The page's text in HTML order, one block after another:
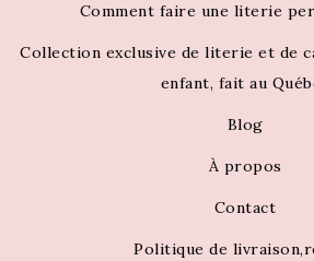
Comment faire une literie
Collection exclusive de literie et de
enfant, fait au
Blog
À propos
Contact
Politique de